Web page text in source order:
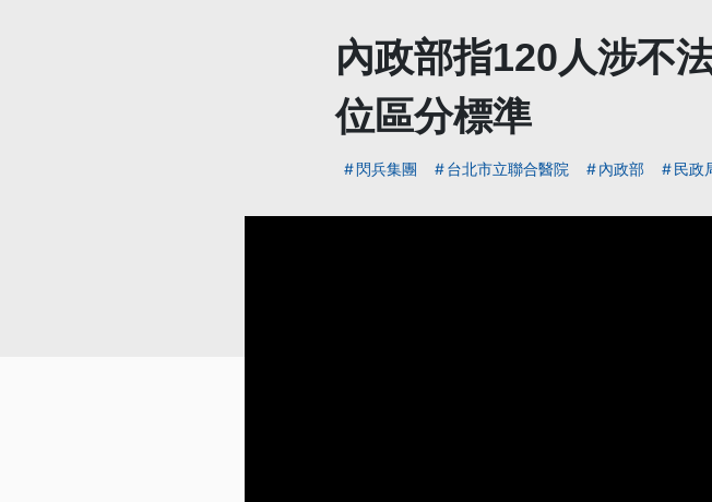
內政部指120人涉不
位區分標準
閃兵集團 台北市立聯合醫院 內政部 民政